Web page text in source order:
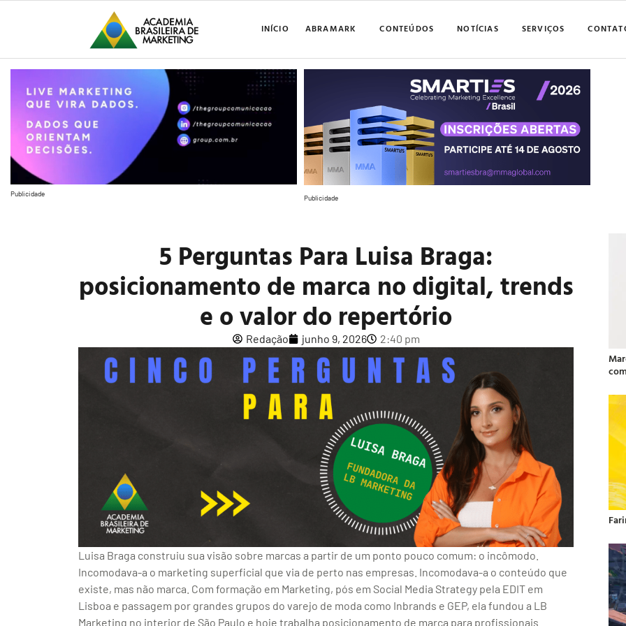
INÍCIO ABRAMARK CONTEÚDOS NOTÍCIAS SERVIÇOS
Publicidade Publicidade
5 Perguntas Para Luisa Braga:
posicionamento de marca no digital, trends
e o valor do repertório
Redação junho 9, 2026 2:40 pm
Luisa Braga construiu sua visão sobre marcas a partir de um ponto pouco comum: o incômodo.
Incomodava-a o marketing superficial que via de perto nas empresas. Incomodava-a o conteúdo que
existe, mas não marca. Com formação em Marketing, pós em Social Media Strategy pela EDIT em
Lisboa e passagem por grandes grupos do varejo de moda como Inbrands e GEP, ela fundou a LB
Marketing no interior de São Paulo e hoje trabalha posicionamento de marca para profissionais